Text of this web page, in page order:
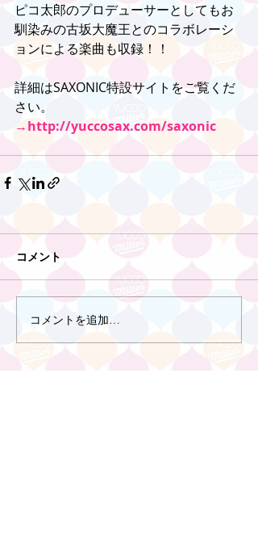
ピコ太郎のプロデューサーとしてもお
馴染みの古坂大魔王とのコラボレーシ
ョンによる楽曲も収録！！
詳細はSAXONIC特設サイトをご覧くだ
さい。
→http://yuccosax.com/saxonic
コメント
コメントを追加…